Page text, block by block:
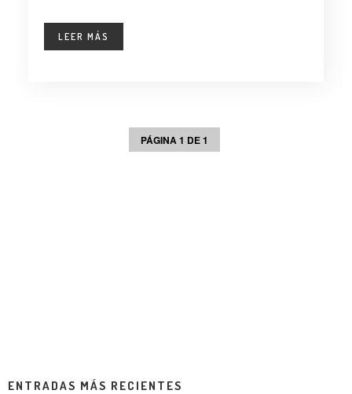
LEER MÁS
PÁGINA 1 DE 1
ENTRADAS MÁS RECIENTES